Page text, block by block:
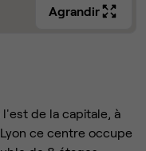
Agrandir
de la capitale, à
ce centre occupe